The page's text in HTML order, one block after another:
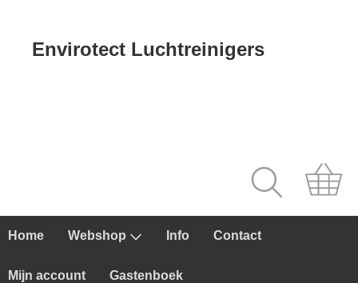
Envirotect Luchtreinigers
Home Webshop Info Contact
Mijn account Gastenboek